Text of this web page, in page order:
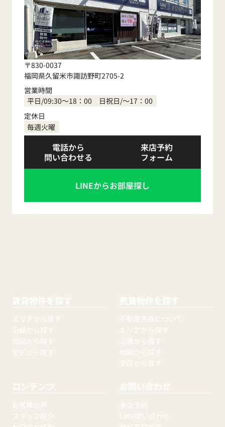
〒830-0037
福岡県久留米市諏訪野町2705-2
営業時間
平日/09:30～18：00 日祝日/～17：00
定休日
毎週火曜
電話から
問い合わせる
来店予約
フォーム
LINEからお部屋探し
賃貸物件を探す
エリアから探す
沿線から探す
地図から探す
学区から探す
売買物件を探す
不動産売買について
エリアから探す
沿線から探す
地図から探す
学区から探す
コンテンツ
お客様の声
スタッフ紹介
お問い合わせ
来店予約
LINE問い合わせ